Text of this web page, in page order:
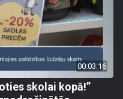
00:03:16
skolai kopā!”